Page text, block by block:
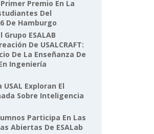
Premio En La
Del
De Hamburgo
ESALAB
De USALCRAFT:
De La Enseñanza De
Ingeniería
Exploran El
Sobre Inteligencia
Participa En Las
Abiertas De ESALab